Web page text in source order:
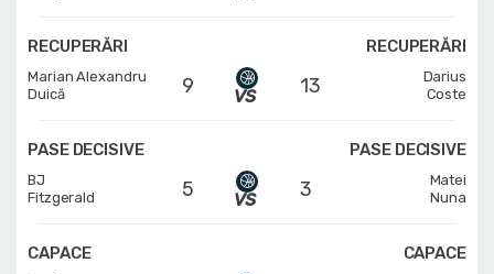
RECUPERĂRI
Marian Alexandru
Duică
9
RECUPERĂRI
13
Darius
Coste
PASE DECISIVE
BJ
Fitzgerald
5
PASE DECISIVE
3
Matei
Nuna
CAPACE CAPACE